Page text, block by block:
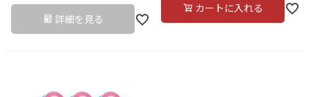
詳細を見る
カートに入れる